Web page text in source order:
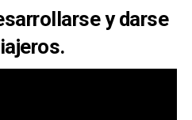
y darse